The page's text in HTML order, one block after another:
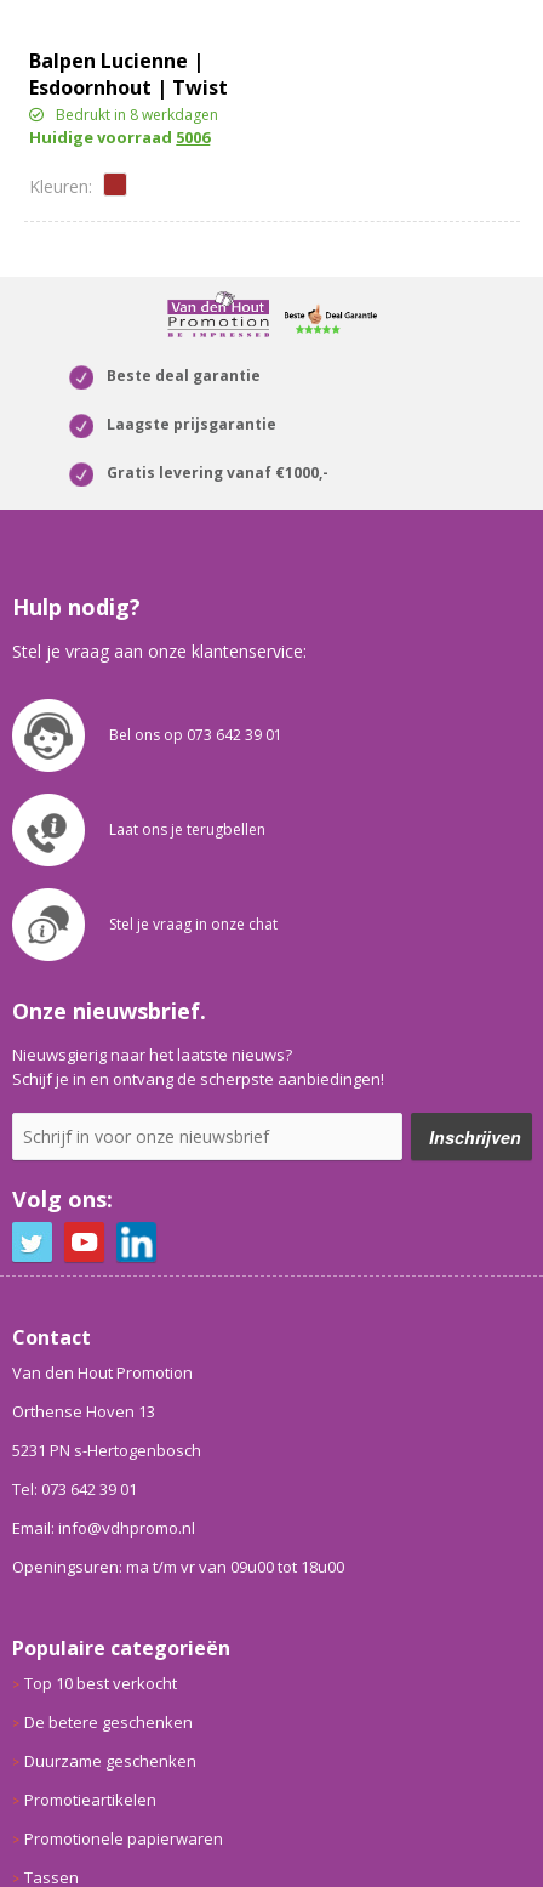
Balpen Lucienne |
Esdoornhout | Twist
Bedrukt in 8 werkdagen
Huidige voorraad 5006
Beste deal garantie
Laagste prijsgarantie
Gratis levering vanaf €1000,-
Hulp nodig?
Stel je vraag aan onze klantenservice:
Bel ons op 073 642 39 01
Laat ons je terugbellen
Stel je vraag in onze chat
Onze nieuwsbrief.
Nieuwsgierig naar het laatste nieuws?
Schijf je in en ontvang de scherpste aanbiedingen!
Volg ons:
Contact
Van den Hout Promotion
Orthense Hoven 13
5231 PN s-Hertogenbosch
Tel: 073 642 39 01
Email: info@vdhpromo.nl
Openingsuren: ma t/m vr van 09u00 tot 18u00
Populaire categorieën
Top 10 best verkocht
De betere geschenken
Duurzame geschenken
Promotieartikelen
Promotionele papierwaren
Tassen